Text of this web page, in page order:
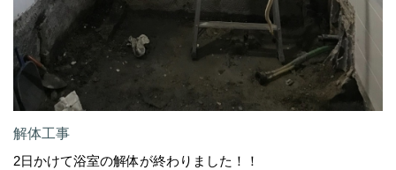
解体工事
2日かけて浴室の解体が終わりました！！